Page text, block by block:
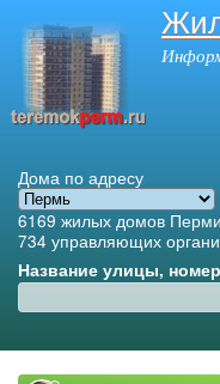
Дома по адресу
6169 жилых домов Перми
734 управляющих
Название улицы,